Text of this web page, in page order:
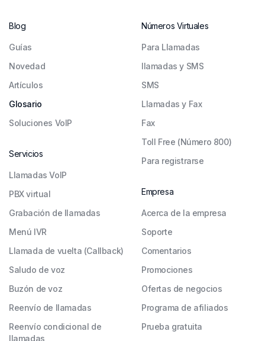
Blog
Guías
Novedad
Artículos
Glosario
Soluciones VoIP
Servicios
Llamadas VoIP
PBX virtual
Grabación de llamadas
Menú IVR
Llamada de vuelta (Callback)
Saludo de voz
Buzón de voz
Reenvío de llamadas
Reenvío condicional de
llamadas
Números Virtuales
Para Llamadas
llamadas y SMS
SMS
Llamadas y Fax
Fax
Toll Free (Número 800)
Para registrarse
Empresa
Acerca de la empresa
Soporte
Comentarios
Promociones
Ofertas de negocios
Programa de afiliados
Prueba gratuita